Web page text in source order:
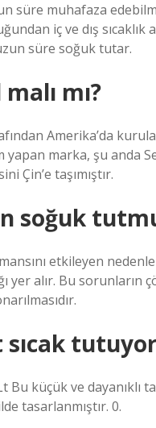
süre muhafaza
iç ve dış sıcaklık
süre soğuk tutar.
mı?
Amerika’da
yapan marka, şu anda
Çin’e taşımıştır.
soğuk
etkileyen
yer alır. Bu sorunların
sıcak
küçük ve dayanıklı
tasarlanmıştır. 0.